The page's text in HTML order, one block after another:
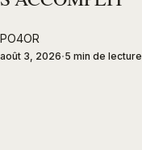
PO4OR
août 3, 2026 5 min de lecture